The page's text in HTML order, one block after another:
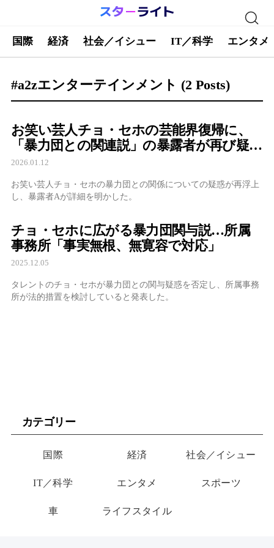
国際 経済 社会／イシュー IT／科学 エンタメ
#a2zエンターテインメント (2 Posts)
お笑い芸人チョ・セホの芸能界復帰に、
「暴力団との関連説」の暴露者が再び疑惑
を提起
2026.01.12
お笑い芸人チョ・セホの暴力団との関係についての疑惑が再浮上
し、暴露者Aが詳細を明かした。
チョ・セホに広がる暴力団関与説…所属
事務所「事実無根、無寛容で対応」
2025.12.05
タレントのチョ・セホが暴力団との関与疑惑を否定し、所属事務
所が法的措置を検討していると発表した。
カテゴリー
国際 経済 社会／イシュー
IT／科学 エンタメ スポーツ
車 ライフスタイル